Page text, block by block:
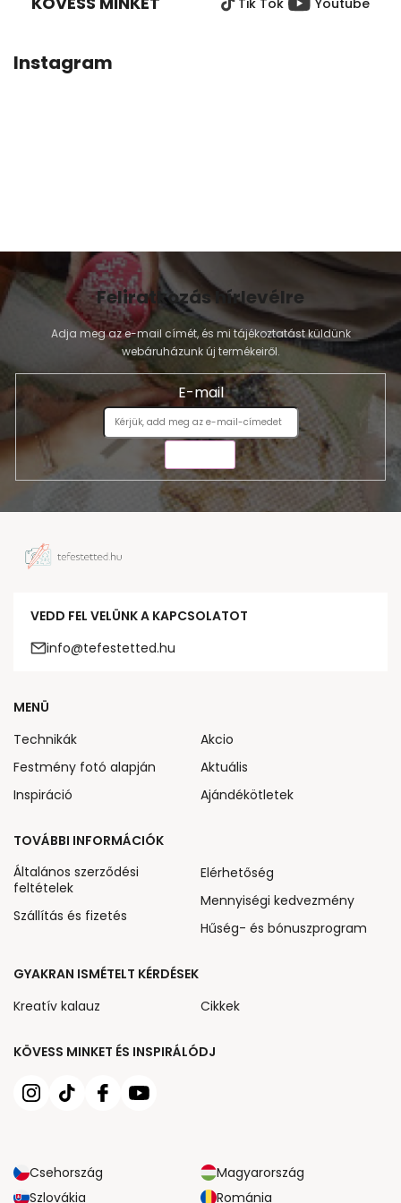
Instagram
Feliratkozás hírlevélre
Adja meg az e-mail címét, és mi tájékoztatást küldünk
webáruházunk új termékeiről.
E-mail
VEDD FEL VELÜNK A KAPCSOLATOT
info@tefestetted.hu
KÖVESS MINKET ÉS INSPIRÁLÓDJ
Csehország
Magyarország
Szlovákia
Románia
MENÜ
Technikák
Festmény fotó alapján
Inspiráció
Akcio
Aktuális
Ajándékötletek
TOVÁBBI INFORMÁCIÓK
Általános szerződési
feltételek
Szállítás és fizetés
Elérhetőség
Mennyiségi kedvezmény
Hűség- és bónuszprogram
GYAKRAN ISMÉTELT KÉRDÉSEK
Kreatív kalauz
Cikkek